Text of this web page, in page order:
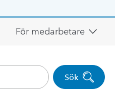
För medarbetare
Sök